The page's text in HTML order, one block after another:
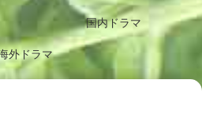
国内ドラマ
外ドラマ